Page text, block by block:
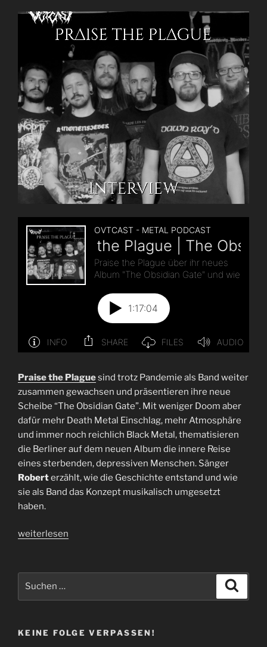
Praise the Plaguesind trotz Pandemie als Band weiter
zusammen gewachsen und präsentieren ihre neue
Scheibe “The Obsidian Gate”. Mit weniger Doom aber
dafür mehr Death Metal Einschlag, mehr Atmosphäre
und immer noch reichlich Black Metal, thematisieren
die Berliner auf dem neuen Album die innere Reise
eines sterbenden, depressiven Menschen. Sänger
Roberterzählt, wie die Geschichte entstand und wie
sie als Band das Konzept musikalisch umgesetzt
haben.
„Interview
Plague
Gate“
weiterlesen
KEINE FOLGE VERPASSEN!